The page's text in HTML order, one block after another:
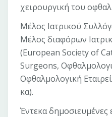
χειρουργική του
Μέλος Ιατρικού
Μέλος διαφόρων
(European Society of
Surgeons,
Οφθαλμολογική
κα).
Έντεκα δημοσιευμένες